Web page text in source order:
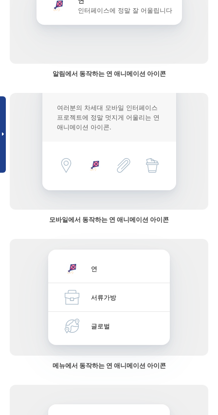
인터페이스에 정말 잘 어울립니다
알림에서 동작하는 연 애니메이션 아이콘
여러분의 차세대 모바일 인터페이스
프로젝트에 정말 멋지게 어울리는 연
애니메이션 아이콘.
모바일에서 동작하는 연 애니메이션 아이콘
연
서류가방
글로벌
메뉴에서 동작하는 연 애니메이션 아이콘